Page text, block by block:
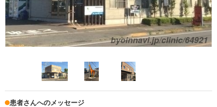
患者さんへのメッセージ